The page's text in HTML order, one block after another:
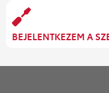
BEJELENTKEZEM A